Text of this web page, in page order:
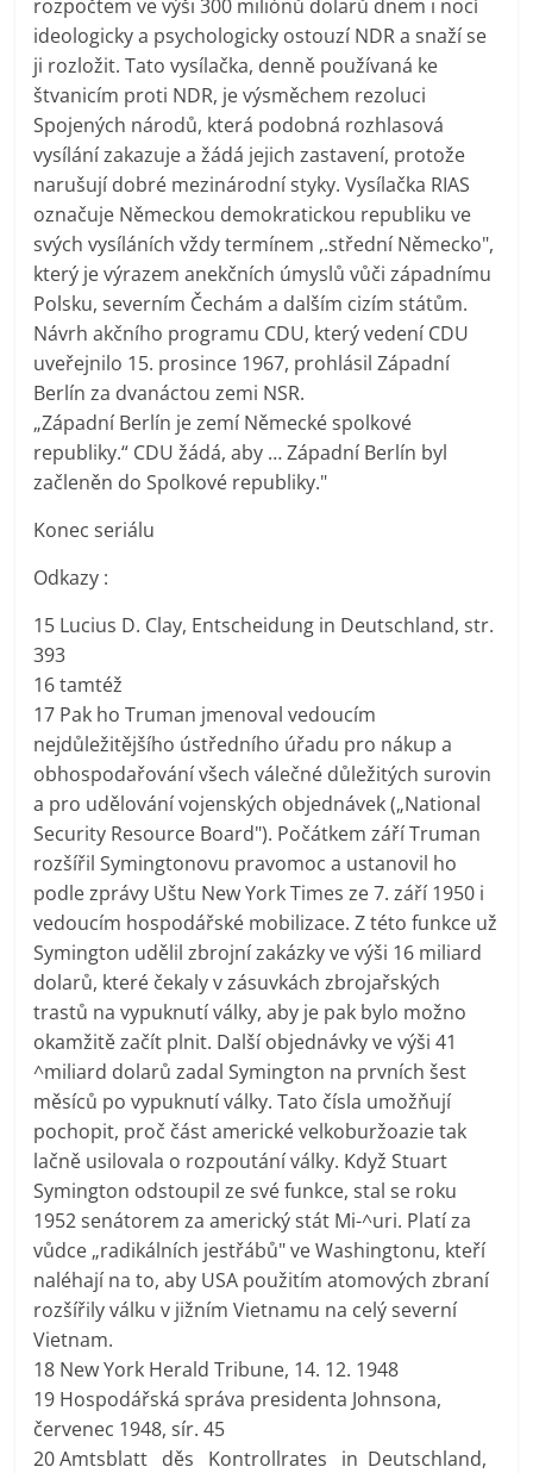
rozpočtem ve výši 300 miliónů dolarů dnem i nocí
ideologicky a psychologicky ostouzí NDR a snaží se
ji rozložit. Tato vysílačka, denně používaná ke
štvanicím proti NDR, je výsměchem rezoluci
Spojených národů, která podobná rozhlasová
vysílání zakazuje a žádá jejich zastavení, protože
narušují dobré mezinárodní styky. Vysílačka RIAS
označuje Německou demokratickou republiku ve
svých vysíláních vždy termínem ,.střední Německo",
který je výrazem anekčních úmyslů vůči západnímu
Polsku, severním Čechám a dalším cizím státům.
Návrh akčního programu CDU, který vedení CDU
uveřejnilo 15. prosince 1967, prohlásil Západní
Berlín za dvanáctou zemi NSR.
„Západní Berlín je zemí Německé spolkové
republiky.“ CDU žádá, aby … Západní Berlín byl
začleněn do Spolkové republiky."
Konec seriálu
Odkazy :
15 Lucius D. Clay, Entscheidung in Deutschland, str.
393
16 tamtéž
17 Pak ho Truman jmenoval vedoucím
nejdůležitějšího ústředního úřadu pro nákup a
obhospodařování všech válečné důležitých surovin
a pro udělování vojenských objednávek („National
Security Resource Board"). Počátkem září Truman
rozšířil Symingtonovu pravomoc a ustanovil ho
podle zprávy Uštu New York Times ze 7. září 1950 i
vedoucím hospodářské mobilizace. Z této funkce už
Symington udělil zbrojní zakázky ve výši 16 miliard
dolarů, které čekaly v zásuvkách zbrojařských
trastů na vypuknutí války, aby je pak bylo možno
okamžitě začít plnit. Další objednávky ve výši 41
^miliard dolarů zadal Symington na prvních šest
měsíců po vypuknutí války. Tato čísla umožňují
pochopit, proč část americké velkoburžoazie tak
lačně usilovala o rozpoutání války. Když Stuart
Symington odstoupil ze své funkce, stal se roku
1952 senátorem za americký stát Mi-^uri. Platí za
vůdce „radikálních jestřábů" ve Washingtonu, kteří
naléhají na to, aby USA použitím atomových zbraní
rozšířily válku v jižním Vietnamu na celý severní
Vietnam.
18 New York Herald Tribune, 14. 12. 1948
19 Hospodářská správa presidenta Johnsona,
červenec 1948, sír. 45
20 Amtsblatt děs Kontrollrates in Deutschland,